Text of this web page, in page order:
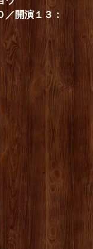
開演１３：